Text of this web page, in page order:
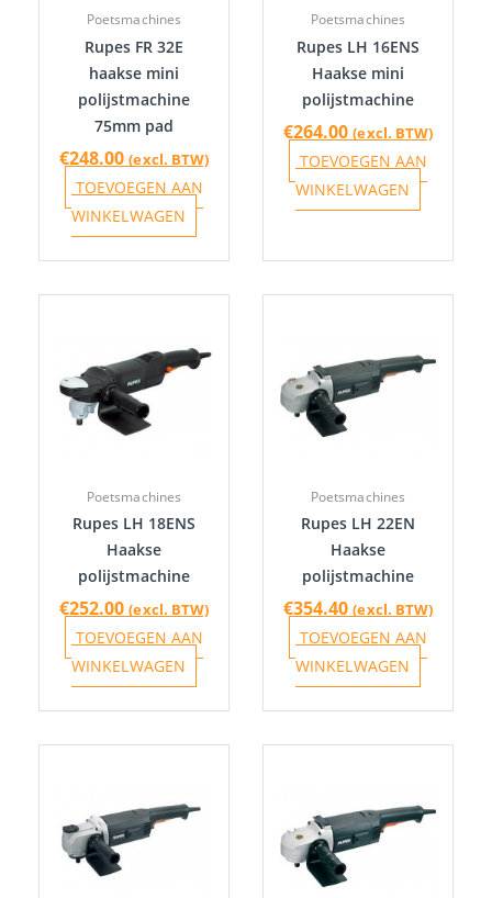
Poetsmachines
Rupes FR 32E
haakse mini
polijstmachine
75mm pad
€248.00 (excl. BTW)
TOEVOEGEN AAN
WINKELWAGEN
Poetsmachines
Rupes LH 16ENS
Haakse mini
polijstmachine
€264.00 (excl. BTW)
TOEVOEGEN AAN
WINKELWAGEN
Poetsmachines
Rupes LH 18ENS
Haakse
polijstmachine
€252.00 (excl. BTW)
TOEVOEGEN AAN
WINKELWAGEN
Poetsmachines
Rupes LH 22EN
Haakse
polijstmachine
€354.40 (excl. BTW)
TOEVOEGEN AAN
WINKELWAGEN